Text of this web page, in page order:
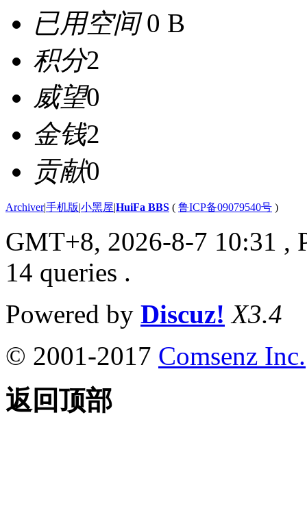
已用空间0 B
积分2
威望0
金钱2
贡献0
Archiver|手机版|小黑屋|HuiFa BBS ( 鲁ICP备09079540号 )
GMT+8, 2026-8-7 10:31 ,
14 queries .
Powered by Discuz! X3.4
© 2001-2017 Comsenz Inc.
返回顶部